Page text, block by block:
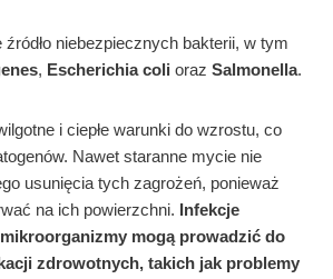
niebezpiecznych bakterii, w tym
, Escherichia coli oraz Salmonella.
i ciepłe warunki do wzrostu, co
Nawet staranne mycie nie
usunięcia tych zagrożeń, ponieważ
na ich powierzchni. Infekcje
mogą prowadzić do
zdrowotnych, takich jak problemy